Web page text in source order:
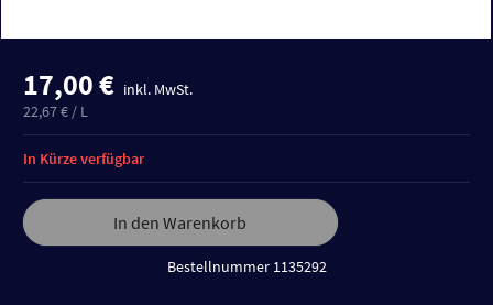
17,00 € inkl. MwSt.
22,67 € / L
In den Warenkorb
Bestellnummer 1135292
In Kürze verfügbar